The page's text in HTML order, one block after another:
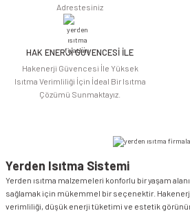
Adrestesiniz
HAK ENERJİ GÜVENCESİ İLE
Hakenerji Güvencesi İle Yüksek
Isıtma Verimliliği İçin İdeal Bir Isıtma
Çözümü Sunmaktayız.
Yerden Isıtma Sistemi
Yerden ısıtma malzemeleri konforlu bir yaşam
sağlamak için mükemmel bir seçenektir.
verimliliği, düşük enerji tüketimi ve estetik